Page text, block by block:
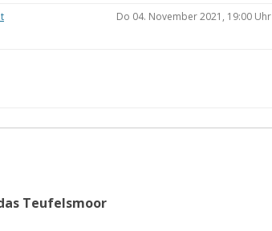
Do 04. November 2021, 19:00 Uhr
Teufelsmoor